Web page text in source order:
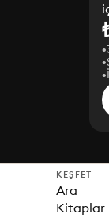
KEŞFET
Ara
Kitaplar